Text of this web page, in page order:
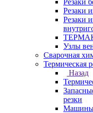
Резаки
Резаки
Резаки
Узлы
Сварочная
Термическая
Назад
резки
Машины